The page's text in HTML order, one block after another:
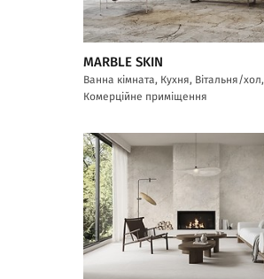
MARBLE SKIN
Ванна кімната, Кухня, Вітальня/хол,
Комерційне приміщення